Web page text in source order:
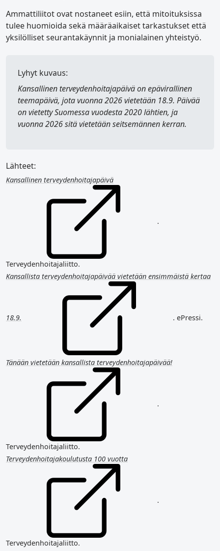
Ammattiliitot ovat nostaneet esiin, että mitoituksissa
tulee huomioida sekä määräaikaiset tarkastukset että
yksilölliset seurantakäynnit ja monialainen yhteistyö.
Lyhyt kuvaus:
Kansallinen terveydenhoitajapäiväon epävirallinen
teemapäivä, jota vuonna 2026 vietetään 18.9. Päivää
on vietetty Suomessa vuodesta 2020 lähtien, ja
vuonna 2026 sitä vietetään seitsemännen kerran.
Lähteet:
Kansallinen terveydenhoitajapäivä
.
Terveydenhoitajaliitto.
Kansallista terveydenhoitajapäivää vietetään ensimmäistä kertaa
18.9. . ePressi.
Tänään vietetään kansallista terveydenhoitajapäivää!
.
Terveydenhoitajaliitto.
Terveydenhoitajakoulutusta 100 vuotta
.
Terveydenhoitajaliitto.